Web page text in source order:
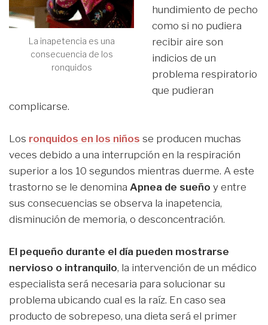
La inapetencia es una
consecuencia de los
ronquidos
hundimiento de pecho
como si no pudiera
recibir aire son
indicios de un
problema respiratorio
que pudieran
complicarse.
Los ronquidos en los niños se producen muchas
veces debido a una interrupción en la respiración
superior a los 10 segundos mientras duerme. A este
trastorno se le denomina Apnea de sueño y entre
sus consecuencias se observa la inapetencia,
disminución de memoria, o desconcentración.
El pequeño durante el día pueden mostrarse
nervioso o intranquilo, la intervención de un médico
especialista será necesaria para solucionar su
problema ubicando cual es la raíz. En caso sea
producto de sobrepeso, una dieta será el primer